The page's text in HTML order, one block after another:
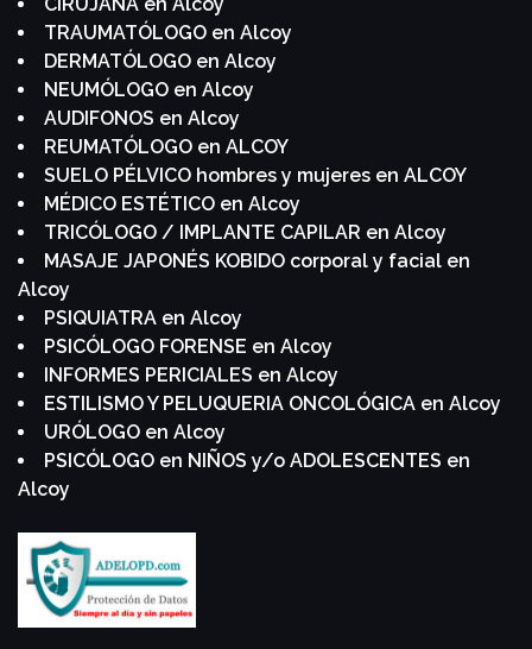
TRAUMATÓLOGO en Alcoy
DERMATÓLOGO en Alcoy
NEUMÓLOGO en Alcoy
AUDIFONOS en Alcoy
REUMATÓLOGO en ALCOY
SUELO PÉLVICO hombres y mujeres en ALCOY
MÉDICO ESTÉTICO en Alcoy
TRICÓLOGO / IMPLANTE CAPILAR en Alcoy
MASAJE JAPONÉS KOBIDO corporal y facial en
Alcoy
PSIQUIATRA en Alcoy
PSICÓLOGO FORENSE en Alcoy
INFORMES PERICIALES en Alcoy
ESTILISMO Y PELUQUERIA ONCOLÓGICA en Alcoy
URÓLOGO en Alcoy
PSICÓLOGO en NIÑOS y/o ADOLESCENTES en
Alcoy